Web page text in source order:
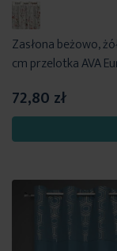
Zasłona beżowo,
cm przelotka AVA
72,80 zł